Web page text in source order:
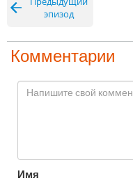
эпизод
Комментарии
Имя